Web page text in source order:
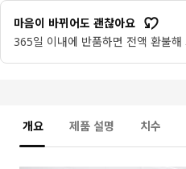
마음이 바뀌어도 괜찮아요
365일 이내에 반품하면 전액 환불해
개요 제품 설명 치수